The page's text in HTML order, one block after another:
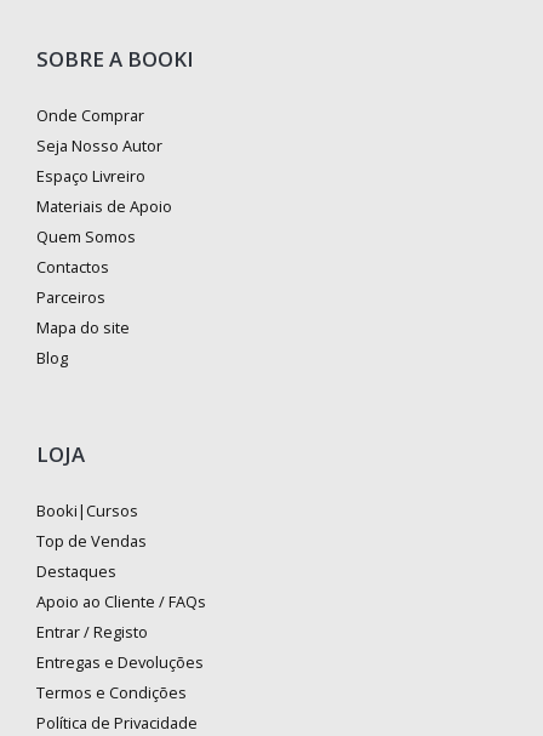
SOBRE A BOOKI
Onde Comprar
Seja Nosso Autor
Espaço Livreiro
Materiais de Apoio
Quem Somos
Contactos
Parceiros
Mapa do site
Blog
LOJA
Booki|Cursos
Top de Vendas
Destaques
Apoio ao Cliente / FAQs
Entrar / Registo
Entregas e Devoluções
Termos e Condições
Política de Privacidade